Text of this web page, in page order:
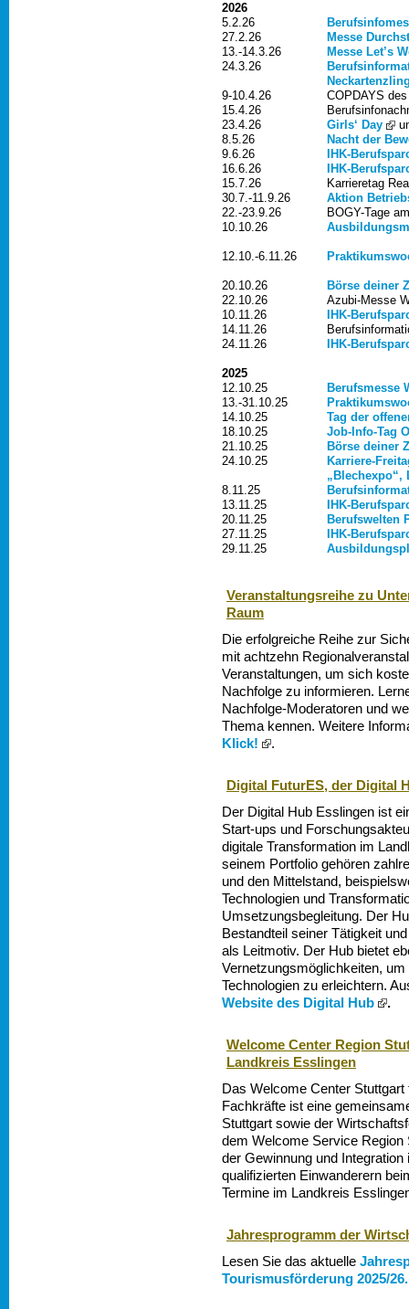
2026
5.2.26
27.2.26
Messe
13.-14.3.26
Messe Let’s
24.3.26
9-10.4.26
COPDAYS
15.4.26
23.4.26
Girls‘ Day
8.5.26
Nacht der
9.6.26
IHK-
16.6.26
IHK-
15.7.26
Karrieretag
30.7.-11.9.26
Aktion
22.-23.9.26
BOGY-Tage
10.10.26
12.10.-6.11.26
20.10.26
Börse deiner
22.10.26
Azubi-Messe
10.11.26
IHK-
14.11.26
24.11.26
IHK-
2025
12.10.25
Berufsmesse
13.-31.10.25
14.10.25
Tag der
18.10.25
Job-Info-Tag
21.10.25
Börse deiner
24.10.25
Karriere-
„Blechexpo“,
8.11.25
13.11.25
IHK-
20.11.25
Berufswelten
27.11.25
IHK-
29.11.25
Veranstaltungsreihe zu
Raum
Die erfolgreiche Reihe zur
mit achtzehn
Veranstaltungen, um sich
Nachfolge zu informieren.
Nachfolge-Moderatoren und
Thema kennen. Weitere
Klick!
.
Digital FuturES, der Digital
Der Digital Hub Esslingen ist
Start-ups und
digitale Transformation im
seinem Portfolio gehören
und den Mittelstand,
Technologien und
Umsetzungsbegleitung. Der
Bestandteil seiner Tätigkeit
als Leitmotiv. Der Hub bietet
Vernetzungsmöglichkeiten,
Technologien zu erleichtern.
Website des Digital Hub
.
Welcome Center Region
Landkreis Esslingen
Das Welcome Center
Fachkräfte ist eine
Stuttgart sowie der
dem Welcome Service
der Gewinnung und
qualifizierten Einwanderern
Termine im Landkreis
Jahresprogramm der
Lesen Sie das aktuelle
Tourismusförderung 2025/26.